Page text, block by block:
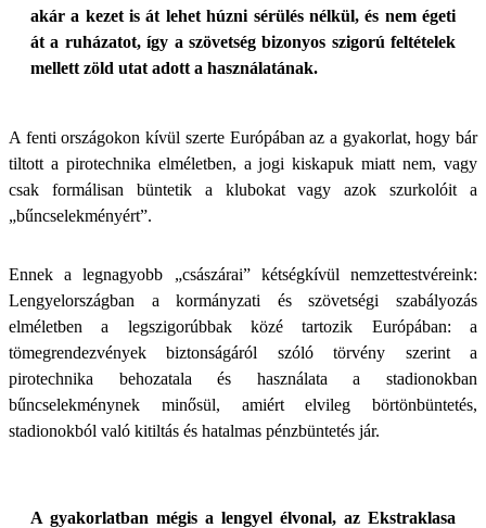
akár a kezet is át lehet húzni sérülés nélkül, és nem égeti
át a ruházatot, így a szövetség bizonyos szigorú feltételek
mellett zöld utat adott a használatának.
A fenti országokon kívül szerte Európában az a gyakorlat, hogy bár
tiltott a pirotechnika elméletben, a jogi kiskapuk miatt nem, vagy
csak formálisan büntetik a klubokat vagy azok szurkolóit a
„bűncselekményért”.
Ennek a legnagyobb „császárai” kétségkívül nemzettestvéreink:
Lengyelországban a kormányzati és szövetségi szabályozás
elméletben a legszigorúbbak közé tartozik Európában: a
tömegrendezvények biztonságáról szóló törvény szerint a
pirotechnika behozatala és használata a stadionokban
bűncselekménynek minősül, amiért elvileg börtönbüntetés,
stadionokból való kitiltás és hatalmas pénzbüntetés jár.
A gyakorlatban mégis a lengyel élvonal, az Ekstraklasa